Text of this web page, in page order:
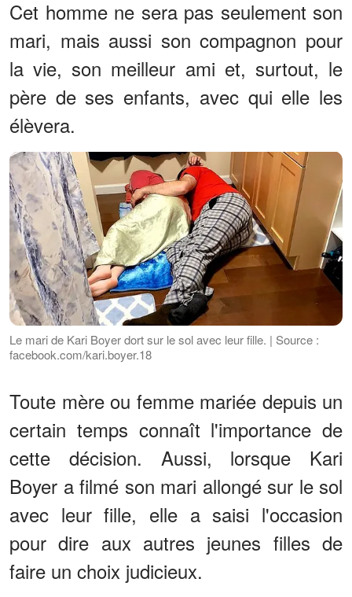
Cet homme ne sera pas seulement son
mari, mais aussi son compagnon pour
la vie, son meilleur ami et, surtout, le
père de ses enfants, avec qui elle les
élèvera.
Le mari de Kari Boyer dort sur le sol avec leur fille. | Source :
facebook.com/kari.boyer.18
Toute mère ou femme mariée depuis un
certain temps connaît l'importance de
cette décision. Aussi, lorsque Kari
Boyer a filmé son mari allongé sur le sol
avec leur fille, elle a saisi l'occasion
pour dire aux autres jeunes filles de
faire un choix judicieux.